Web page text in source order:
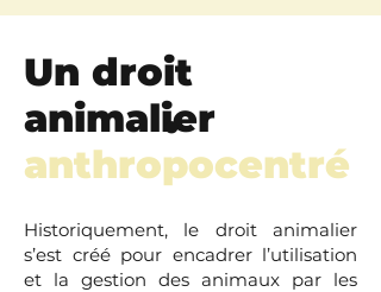
Un droit
animalier
anthropocentré
.
Historiquement, le droit animalier
s’est créé pour encadrer l’utilisation
et la gestion des animaux par les